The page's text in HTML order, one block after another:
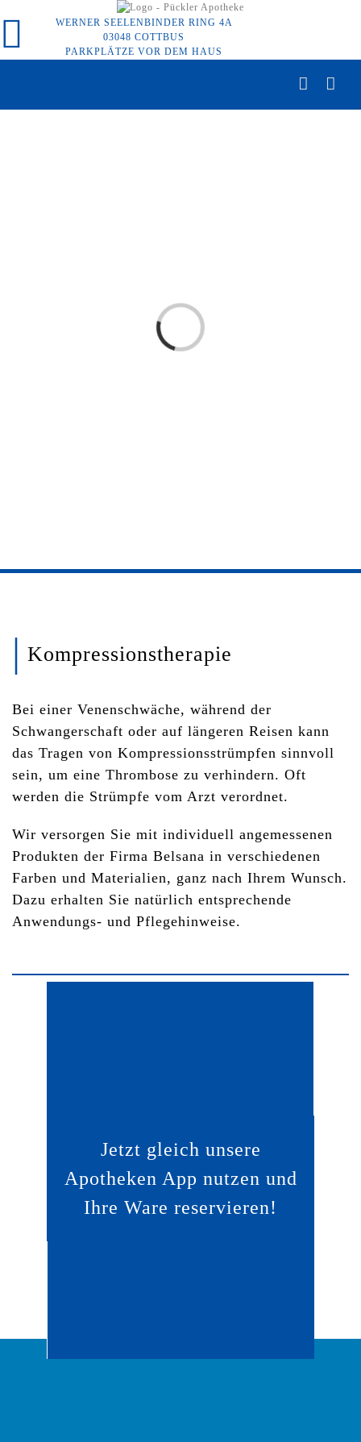
WERNER SEELENBINDER RING 4A
03048 COTTBUS
PARKPLÄTZE VOR DEM HAUS
Laden...
| Kompressionstherapie
Bei einer Venenschwäche, während der
Schwangerschaft oder auf längeren Reisen kann
das Tragen von Kompressionsstrümpfen sinnvoll
sein, um eine Thrombose zu verhindern. Oft
werden die Strümpfe vom Arzt verordnet.
Wir versorgen Sie mit individuell angemessenen
Produkten der Firma Belsana in verschiedenen
Farben und Materialien, ganz nach Ihrem Wunsch.
Dazu erhalten Sie natürlich entsprechende
Anwendungs- und Pflegehinweise.
Jetzt gleich unsere
Apotheken App nutzen und
Ihre Ware reservieren!